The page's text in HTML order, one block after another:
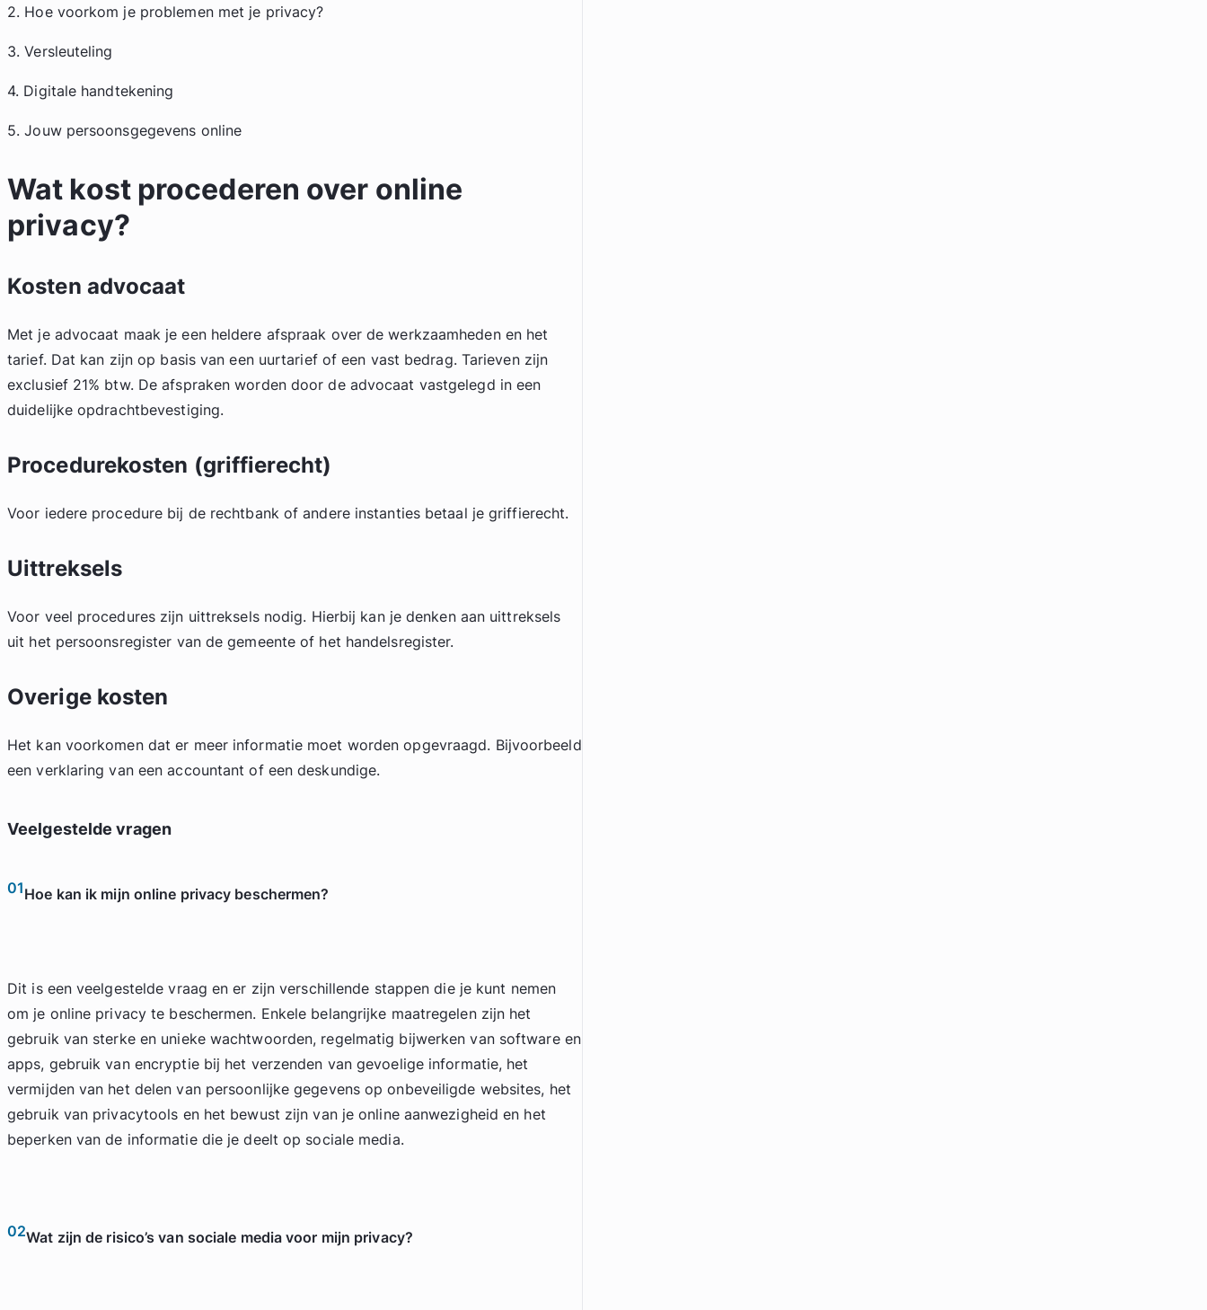
2. Hoe voorkom je problemen met je privacy?
3. Versleuteling
4. Digitale handtekening
5. Jouw persoonsgegevens online
Wat kost procederen over online
privacy?
Kosten advocaat
Met je advocaat maak je een heldere afspraak over de werkzaamheden en het
tarief. Dat kan zijn op basis van een uurtarief of een vast bedrag. Tarieven zijn
exclusief 21% btw. De afspraken worden door de advocaat vastgelegd in een
duidelijke opdrachtbevestiging.
Procedurekosten (griffierecht)
Voor iedere procedure bij de rechtbank of andere instanties betaal je griffierecht.
Uittreksels
Voor veel procedures zijn uittreksels nodig. Hierbij kan je denken aan uittreksels
uit het persoonsregister van de gemeente of het handelsregister.
Overige kosten
Het kan voorkomen dat er meer informatie moet worden opgevraagd. Bijvoorbeeld
een verklaring van een accountant of een deskundige.
Veelgestelde vragen
01Hoe kan ik mijn online privacy beschermen?
Dit is een veelgestelde vraag en er zijn verschillende stappen die je kunt nemen
om je online privacy te beschermen. Enkele belangrijke maatregelen zijn het
gebruik van sterke en unieke wachtwoorden, regelmatig bijwerken van software en
apps, gebruik van encryptie bij het verzenden van gevoelige informatie, het
vermijden van het delen van persoonlijke gegevens op onbeveiligde websites, het
gebruik van privacytools en het bewust zijn van je online aanwezigheid en het
beperken van de informatie die je deelt op sociale media.
02Wat zijn de risico’s van sociale media voor mijn privacy?